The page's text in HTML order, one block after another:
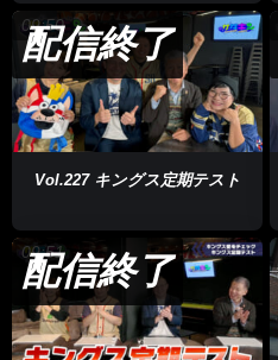
09:50
配信終了
Vol.227 キングス定期テスト
09:51
配信終了